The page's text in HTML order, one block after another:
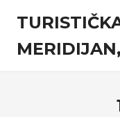
content
Turistička